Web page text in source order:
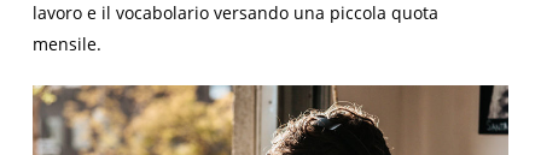
lavoro e il vocabolario versando una piccola quota
mensile.